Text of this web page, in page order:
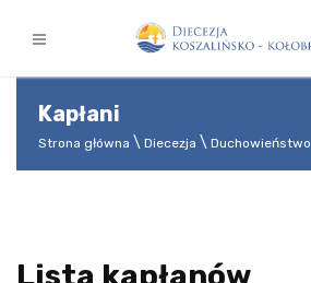
Kapłani
Strona główna Diecezja Duchowieństwo